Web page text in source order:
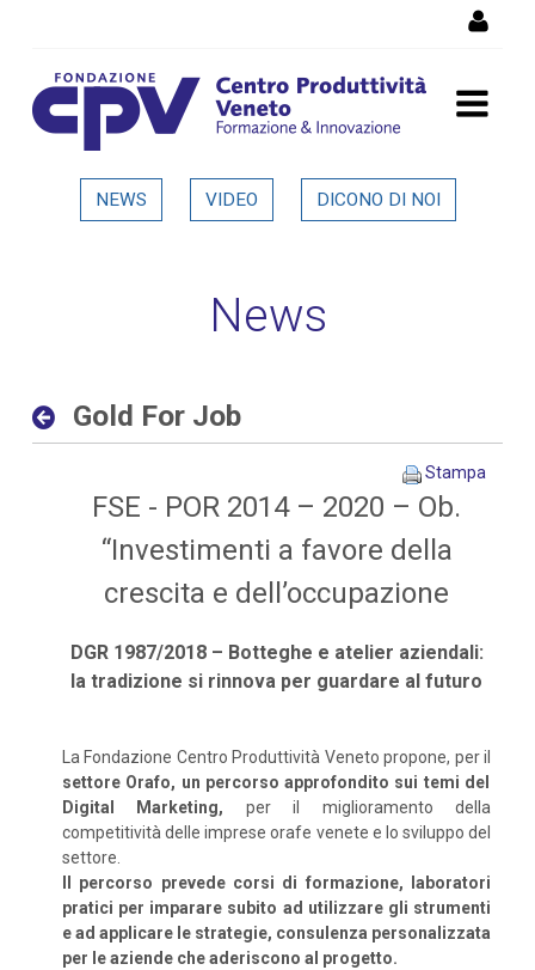
Gold For Job - Dettaglio in
NEWS VIDEO DICONO DI NOI
News
Gold For Job
Stampa
FSE - POR 2014 – 2020 – Ob.
“Investimenti a favore della
crescita e dell’occupazione
DGR 1987/2018 – Botteghe e atelier aziendali:
la tradizione si rinnova per guardare al futuro
La Fondazione Centro Produttività Veneto propone, per il
settore Orafo, un percorso approfondito sui temi del
Digital Marketing, per il miglioramento della
competitività delle imprese orafe venete e lo sviluppo del
settore.
Il percorso prevede corsi di formazione, laboratori
pratici per imparare subito ad utilizzare gli strumenti
e ad applicare le strategie, consulenza personalizzata
per le aziende che aderiscono al progetto.